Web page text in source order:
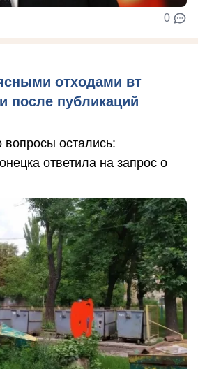
0
отходами вт
после публикаций
остались:
ответила на запрос о